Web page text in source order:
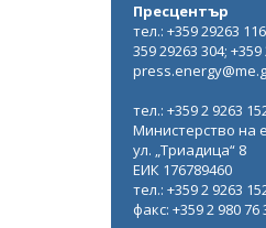
Пресцентър
тел.: +359 29263
359 29263 304;
тел.: +359 2 9263
Министерство на
ул. „Триадица“ 8
ЕИК 176789460
тел.: +359 2 9263
факс: +359 2 980 76